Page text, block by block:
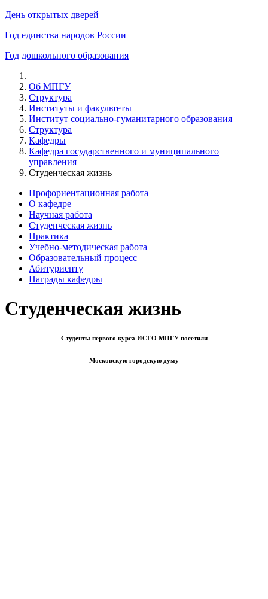
День открытых дверей
Год единства народов России
Год дошкольного образования
Об МПГУ
Структура
Институты и факультеты
Институт социально-гуманитарного образования
Структура
Кафедры
Кафедра государственного и муниципального
управления
Студенческая жизнь
Профориентационная работа
О кафедре
Научная работа
Студенческая жизнь
Практика
Учебно-методическая работа
Образовательный процесс
Абитуриенту
Награды кафедры
Студенческая жизнь
Студенты первого курса ИСГО МПГУ посетили
Московскую городскую думу